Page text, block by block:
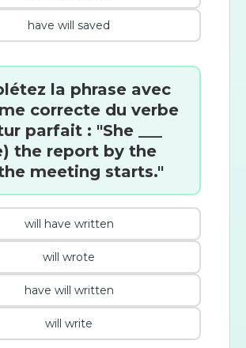
have will saved
la phrase avec
correcte du verbe
parfait : "She ___
the report by the
meeting starts."
will have written
will wrote
have will written
will write